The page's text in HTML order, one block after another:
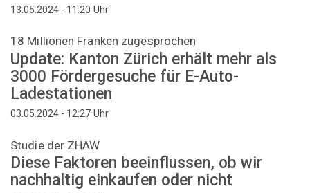
13.05.2024 - 11:20 Uhr
18 Millionen Franken zugesprochen
Update: Kanton Zürich erhält mehr als
3000 Fördergesuche für E-Auto-
Ladestationen
03.05.2024 - 12:27 Uhr
Studie der ZHAW
Diese Faktoren beeinflussen, ob wir
nachhaltig einkaufen oder nicht